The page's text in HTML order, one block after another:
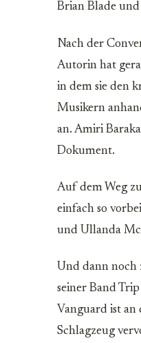
Brian Blade
Nach der
Autorin hat
in dem sie den
Musikern
an. Amiri
Dokument.
Auf dem Weg
einfach so
und Ullanda
Und dann noch
seiner Band
Vanguard ist
Schlagzeug